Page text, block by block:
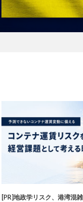
[PR]地政学リスク、港湾混